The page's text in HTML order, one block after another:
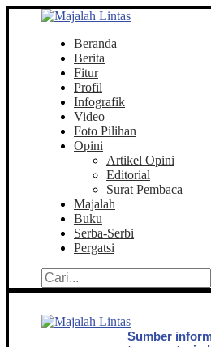
Beranda
Berita
Fitur
Profil
Infografik
Video
Foto Pilihan
Opini
Artikel Opini
Editorial
Surat Pembaca
Majalah
Buku
Serba-Serbi
Pergatsi
Sumber